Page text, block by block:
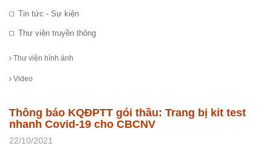
Tin tức - Sự kiện
Thư viện truyền thông
Thư viện hình ảnh
Video
Thông báo KQĐPTT gói thầu: Trang bị kit test
nhanh Covid-19 cho CBCNV
22/10/2021